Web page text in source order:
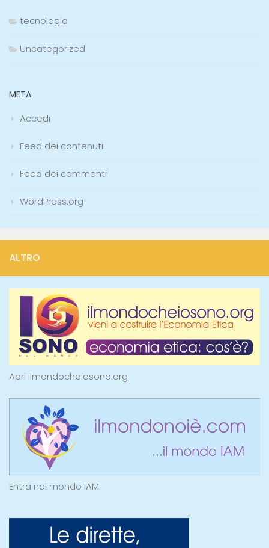
tecnologia
Uncategorized
META
Accedi
Feed dei contenuti
Feed dei commenti
WordPress.org
ALTRO
Apri ilmondocheiosono.org
Entra nel mondo IAM